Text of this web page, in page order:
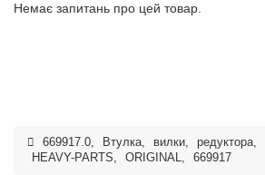
Немає запитань про цей товар.
669917.0, Втулка, вилки, редуктора,
HEAVY-PARTS, ORIGINAL, 669917